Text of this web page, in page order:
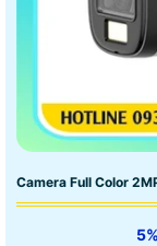
Camera Full Color